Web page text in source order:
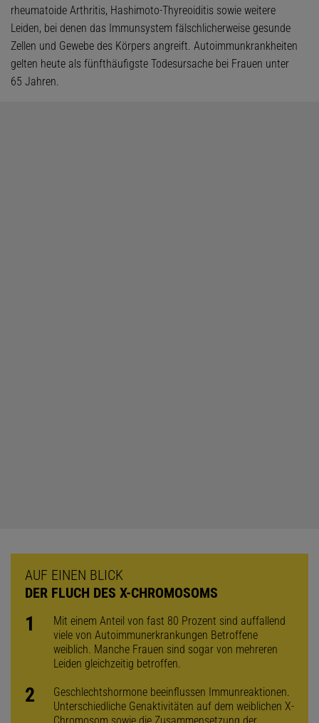
rheumatoide Arthritis, Hashimoto-Thyreoiditis sowie weitere
Leiden, bei denen das Immunsystem fälschlicherweise gesunde
Zellen und Gewebe des Körpers angreift. Autoimmunkrankheiten
gelten heute als fünfthäufigste Todesursache bei Frauen unter
65 Jahren.
AUF EINEN BLICK
DER FLUCH DES X-CHROMOSOMS
Mit einem Anteil von fast 80 Prozent sind auffallend
viele von Autoimmunerkrankungen Betroffene
weiblich. Manche Frauen sind sogar von mehreren
Leiden gleichzeitig betroffen.
Geschlechtshormone beeinflussen Immunreaktionen.
Unterschiedliche Genaktivitäten auf dem weiblichen X-